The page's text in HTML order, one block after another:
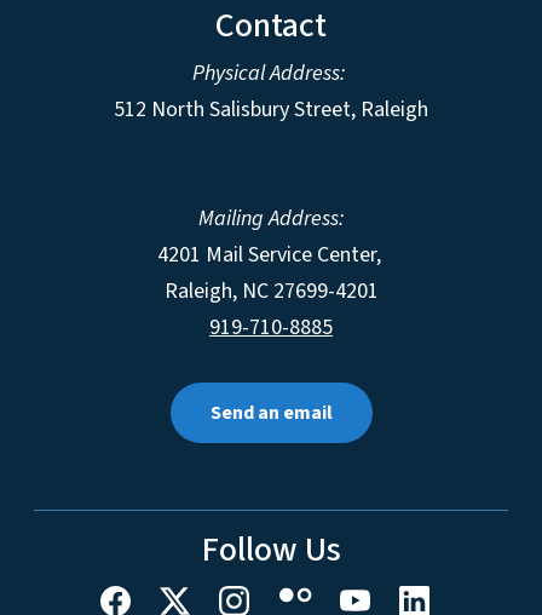
Contact
Physical Address:
512 North Salisbury Street, Raleigh
Mailing Address:
4201 Mail Service Center,
Raleigh, NC 27699-4201
919-710-8885
Send an email
Follow Us